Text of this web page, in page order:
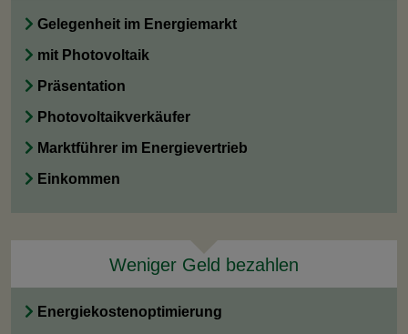
Gelegenheit im Energiemarkt
mit Photovoltaik
Präsentation
Photovoltaikverkäufer
Marktführer im Energievertrieb
Einkommen
Weniger Geld bezahlen
Energiekostenoptimierung